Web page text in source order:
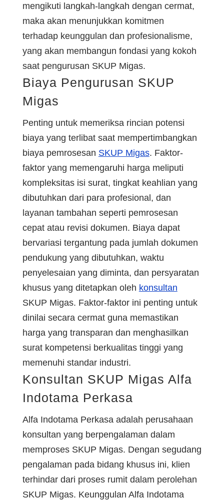
mengikuti langkah-langkah dengan cermat,
maka akan menunjukkan komitmen
terhadap keunggulan dan profesionalisme,
yang akan membangun fondasi yang kokoh
saat pengurusan SKUP Migas.
Biaya Pengurusan SKUP
Migas
Penting untuk memeriksa rincian potensi
biaya yang terlibat saat mempertimbangkan
biaya pemrosesan SKUP Migas. Faktor-
faktor yang memengaruhi harga meliputi
kompleksitas isi surat, tingkat keahlian yang
dibutuhkan dari para profesional, dan
layanan tambahan seperti pemrosesan
cepat atau revisi dokumen. Biaya dapat
bervariasi tergantung pada jumlah dokumen
pendukung yang dibutuhkan, waktu
penyelesaian yang diminta, dan persyaratan
khusus yang ditetapkan oleh konsultan
SKUP Migas. Faktor-faktor ini penting untuk
dinilai secara cermat guna memastikan
harga yang transparan dan menghasilkan
surat kompetensi berkualitas tinggi yang
memenuhi standar industri.
Konsultan SKUP Migas Alfa
Indotama Perkasa
Alfa Indotama Perkasa adalah perusahaan
konsultan yang berpengalaman dalam
memproses SKUP Migas. Dengan segudang
pengalaman pada bidang khusus ini, klien
terhindar dari proses rumit dalam perolehan
SKUP Migas. Keunggulan Alfa Indotama